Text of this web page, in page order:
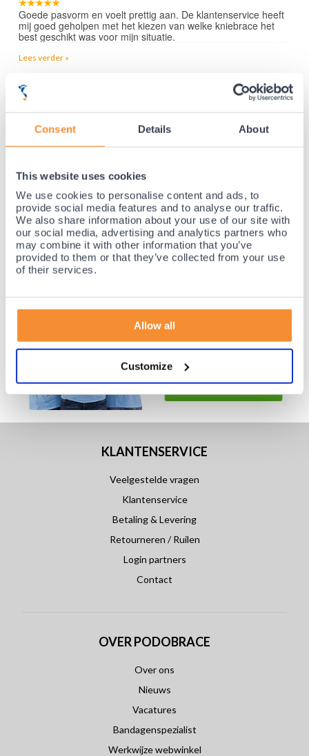
Consent Details About
This website uses cookies
We use cookies to personalise content and ads, to
provide social media features and to analyse our traffic.
We also share information about your use of our site with
our social media, advertising and analytics partners who
may combine it with other information that you’ve
provided to them or that they’ve collected from your use
of their services.
Allow all
Customize
Goede pasvorm en voelt prettig aan. De klantenservice heeft
mij goed geholpen met het kiezen van welke kniebrace het
best geschikt was voor mijn situatie.
Lees verder »
Voor 23:00 besteld, morgen thuis!
Gratis retourneren en 14 dagen uitproberen!
Achteraf betalen mogelijk! Nergens goedkoper!
KLANTENSERVICE
Veelgestelde vragen
Klantenservice
Betaling & Levering
Retourneren / Ruilen
Login partners
Contact
OVER PODOBRACE
Over ons
Nieuws
Vacatures
Bandagenspezialist
Werkwijze webwinkel